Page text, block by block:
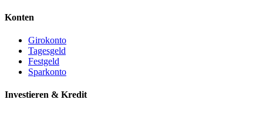
Konten
Girokonto
Tagesgeld
Festgeld
Sparkonto
Investieren & Kredit